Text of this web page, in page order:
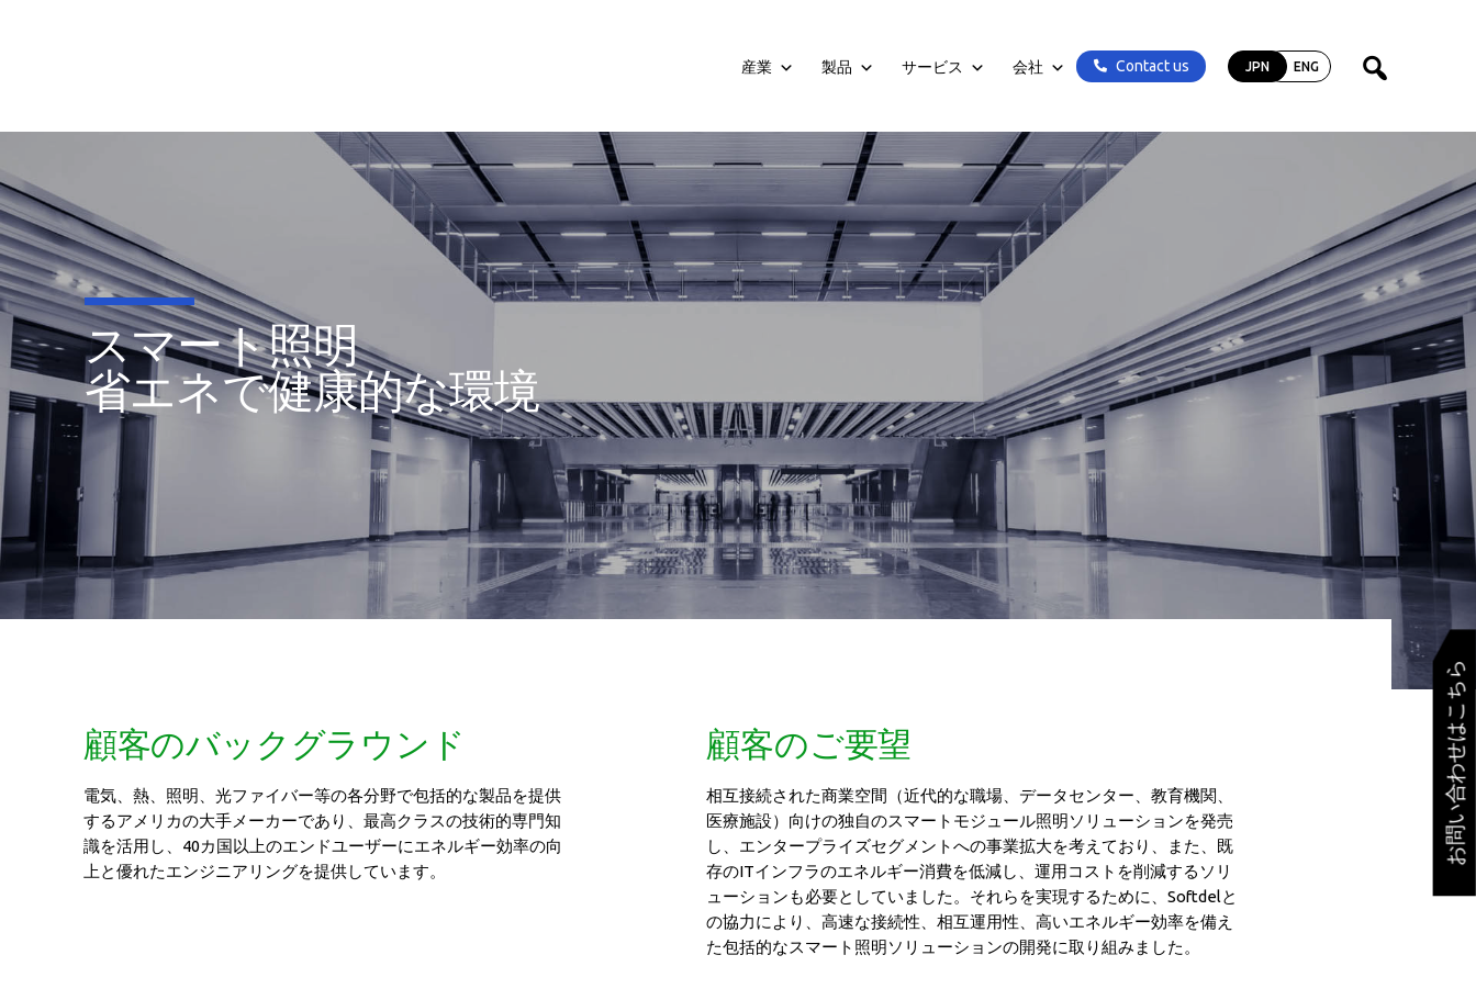
産業 製品 サービス 会社 Contact us JPN ENG
スマート照明
省エネで健康的な環境
顧客のバックグラウンド
電気、熱、照明、光ファイバー等の各分野で包括的な製品を提供
するアメリカの大手メーカーであり、最高クラスの技術的専門知
識を活用し、40カ国以上のエンドユーザーにエネルギー効率の向
上と優れたエンジニアリングを提供しています。
顧客のご要望
相互接続された商業空間（近代的な職場、データセンター、教育機関、
医療施設）向けの独自のスマートモジュール照明ソリューションを発売
し、エンタープライズセグメントへの事業拡大を考えており、また、既
存のITインフラのエネルギー消費を低減し、運用コストを削減するソリ
ューションも必要としていました。それらを実現するために、Softdelと
の協力により、高速な接続性、相互運用性、高いエネルギー効率を備え
た包括的なスマート照明ソリューションの開発に取り組みました。
お問い合わせはこちら